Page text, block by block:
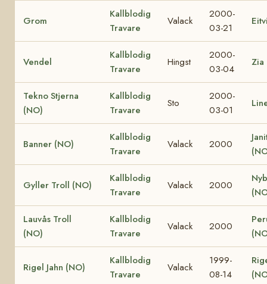
Grom
Kallblodig
Travare
Valack
2000-
03-21
Vendel
Kallblodig
Travare
Hingst
2000-
03-04
Zia
Tekno Stjerna
(NO)
Kallblodig
Travare
Sto
2000-
03-01
Banner (NO)
Kallblodig
Travare
Valack 2000
Gyller Troll (NO)
Kallblodig
Travare
Valack 2000
Lauvås Troll
(NO)
Kallblodig
Travare
Valack 2000
Rigel Jahn (NO)
Kallblodig
Travare
Valack
1999-
08-14